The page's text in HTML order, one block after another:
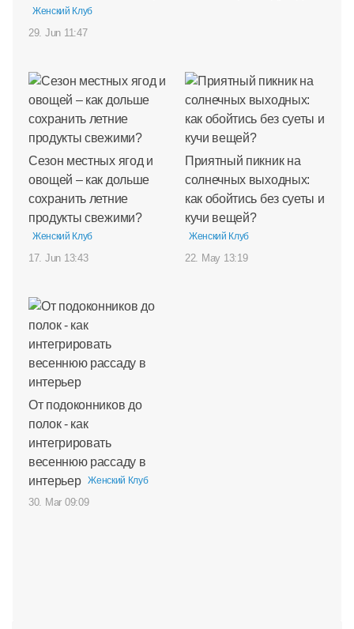
Женский Клуб
29. Jun 11:47
Сезон местных ягод и
овощей – как дольше
сохранить летние
продукты свежими?
Женский Клуб
17. Jun 13:43
Приятный пикник на
солнечных выходных:
как обойтись без суеты и
кучи вещей?
Женский Клуб
22. May 13:19
От подоконников до
полок - как
интегрировать
весеннюю рассаду в
интерьер
Женский Клуб
30. Mar 09:09